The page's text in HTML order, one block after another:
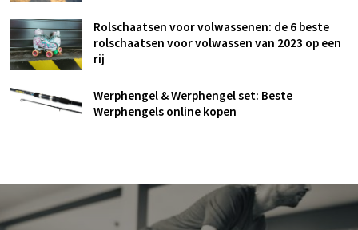
Rolschaatsen voor volwassenen: de 6 beste
rolschaatsen voor volwassen van 2023 op een
rij
Werphengel & Werphengel set: Beste
Werphengels online kopen